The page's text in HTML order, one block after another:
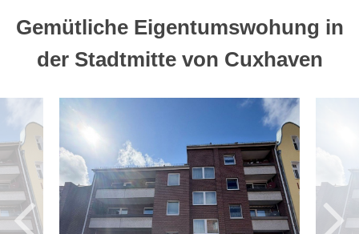
Gemütliche Eigentumswohung in
der Stadtmitte von Cuxhaven